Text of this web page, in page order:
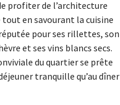
profiter de l’architecture
en savourant la cuisine
pour ses rillettes, son
et ses vins blancs secs.
du quartier se prête
tranquille qu’au dîner